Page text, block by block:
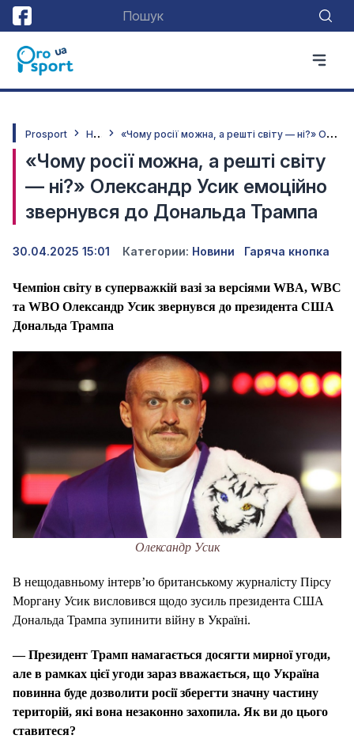
Prosport Н
овини «
Чому росії можна, а решті світу — ні?» Олександр Усик емоційно звернувся до Дональда Трампа
«Чому росії можна, а решті світу
— ні?» Олександр Усик емоційно
звернувся до Дональда Трампа
30.04.2025 15:01 Категории: Новини Гаряча кнопка
Чемпіон світу в суперважкій вазі за версіями WBA, WBC
та WBO Олександр Усик звернувся до президента США
Дональда Трампа
Олександр Усик
В нещодавньому інтерв’ю британському журналісту Пірсу
Моргану Усик висловився щодо зусиль президента США
Дональда Трампа зупинити війну в Україні.
— Президент Трамп намагається досягти мирної угоди,
але в рамках цієї угоди зараз вважається, що Україна
повинна буде дозволити росії зберегти значну частину
територій, які вона незаконно захопила. Як ви до цього
ставитеся?